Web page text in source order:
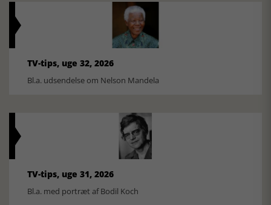
TV-tips, uge 32, 2026
Bl.a. udsendelse om Nelson Mandela
TV-tips, uge 31, 2026
Bl.a. med portræt af Bodil Koch